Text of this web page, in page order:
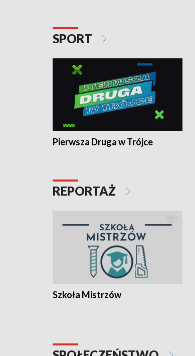
SPORT
Pierwsza Druga w Trójce
REPORTAŻ
Szkoła Mistrzów